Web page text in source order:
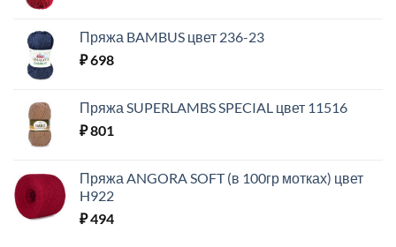
Пряжа BAMBUS цвет 236-23
₽698
Пряжа SUPERLAMBS SPECIAL цвет 11516
₽801
Пряжа ANGORA SOFT (в 100гр мотках) цвет
H922
₽494